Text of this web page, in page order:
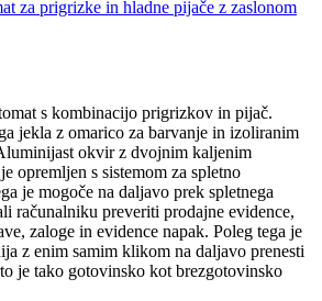
s kombinacijo prigrizkov in pijač.
jekla z omarico za barvanje in izoliranim
okvir z dvojnim kaljenim
opremljen s sistemom za spletno
je mogoče na daljavo prek spletnega
računalniku preveriti prodajne evidence,
zaloge in evidence napak. Poleg tega je
z enim samim klikom na daljavo prenesti
je tako gotovinsko kot brezgotovinsko